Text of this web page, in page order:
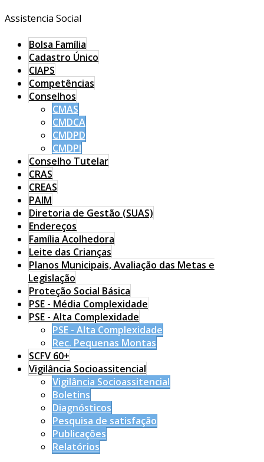
Assistencia Social
Bolsa Família
Cadastro Único
CIAPS
Competências
Conselhos
CMAS
CMDCA
CMDPD
CMDPI
Conselho Tutelar
CRAS
CREAS
PAIM
Diretoria de Gestão (SUAS)
Endereços
Família Acolhedora
Leite das Crianças
Planos Municipais, Avaliação das Metas e
Legislação
Proteção Social Básica
PSE - Média Complexidade
PSE - Alta Complexidade
PSE - Alta Complexidade
Rec. Pequenas Montas
SCFV 60+
Vigilância Socioassitencial
Vigilância Socioassitencial
Boletins
Diagnósticos
Pesquisa de satisfação
Publicações
Relatórios